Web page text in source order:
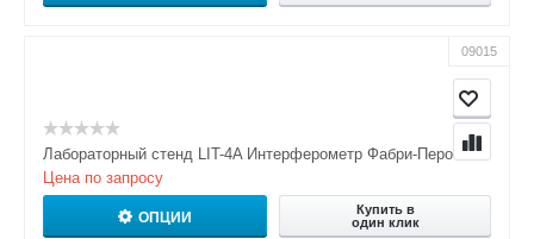
09015
Лабораторный стенд LIT-4A Интерферометр Фабри-Перо
Цена по запросу
ОПЦИИ
Купить в
один клик